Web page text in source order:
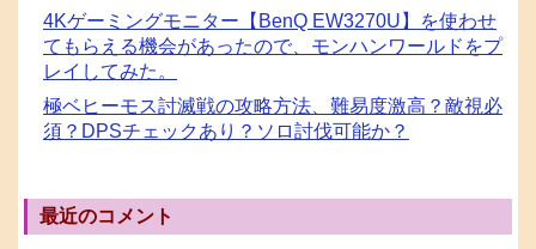
4Kゲーミングモニター【BenQ EW3270U】を使わせ
てもらえる機会があったので、モンハンワールドをプ
レイしてみた。
極ベヒーモス討滅戦の攻略方法、難易度激高？敵視必
須？DPSチェックあり？ソロ討伐可能か？
最近のコメント